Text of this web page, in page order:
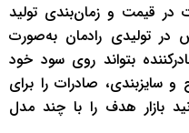
در قیمت و زمان‌بندی تولید
تولیدی رادمان به‌صورت
بتواند روی سود خود
صادرات را برای
بازار هدف را با چند مدل